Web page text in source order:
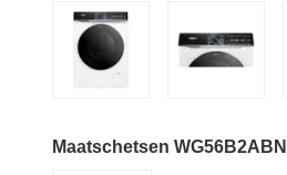
Maatschetsen